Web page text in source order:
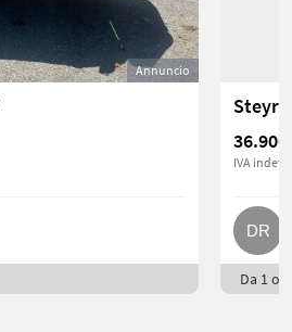
Annuncio
Steyr
36.900
IVA
Da 1